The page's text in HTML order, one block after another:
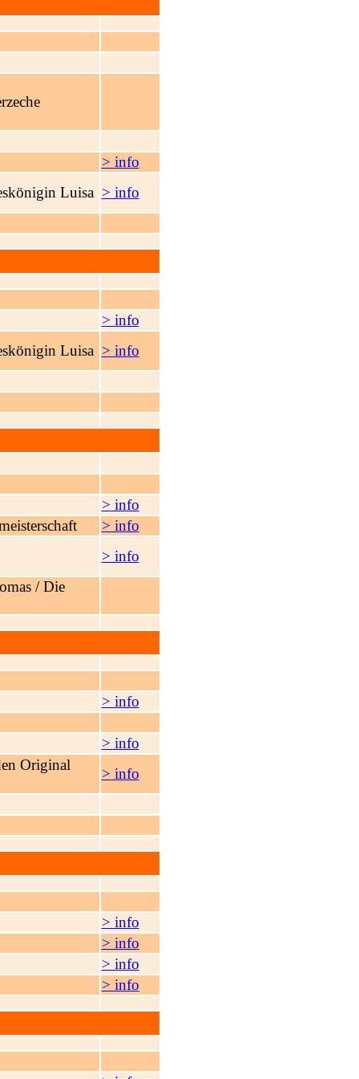
> info
Luisa > info
> info
Luisa > info
> info
> info
> info
/ Die
> info
> info
Original
> info
> info
> info
> info
> info